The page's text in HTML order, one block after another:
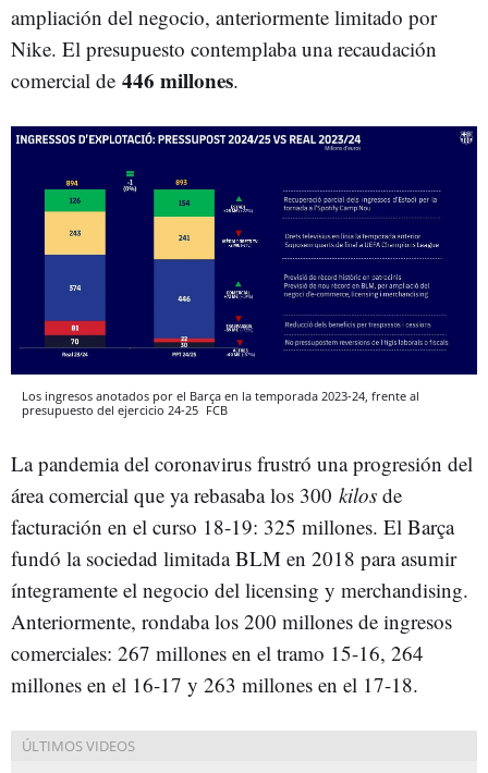
ampliación del negocio, anteriormente limitado por
Nike. El presupuesto contemplaba una recaudación
comercial de 446 millones.
Los ingresos anotados por el Barça en la temporada 2023-24, frente al
presupuesto del ejercicio 24-25 FCB
La pandemia del coronavirus frustró una progresión del
área comercial que ya rebasaba los 300 kilos de
facturación en el curso 18-19: 325 millones. El Barça
fundó la sociedad limitada BLM en 2018 para asumir
íntegramente el negocio del licensing y merchandising.
Anteriormente, rondaba los 200 millones de ingresos
comerciales: 267 millones en el tramo 15-16, 264
millones en el 16-17 y 263 millones en el 17-18.